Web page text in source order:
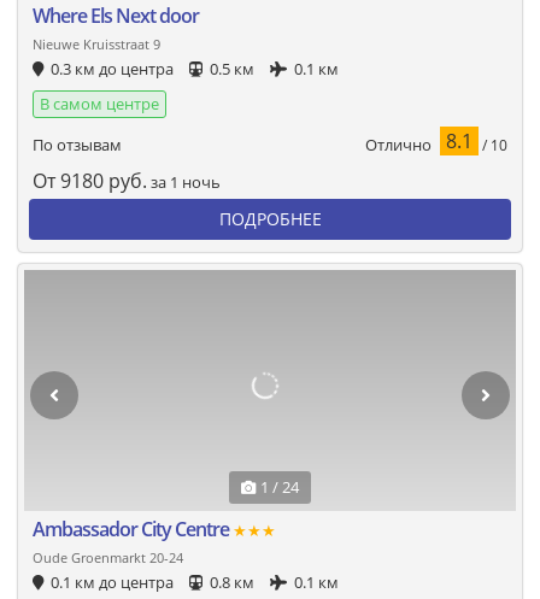
Where Els Next door
Nieuwe Kruisstraat 9
0.3 км до центра 0.5 км
0.1 км
В самом центре
По отзывам
Отлично 8.1 / 10
От9180 руб. за 1 ночь
ПОДРОБНЕЕ
1 / 24
Ambassador City Centre★★★
Oude Groenmarkt 20-24
0.1 км до центра 0.8 км
0.1 км